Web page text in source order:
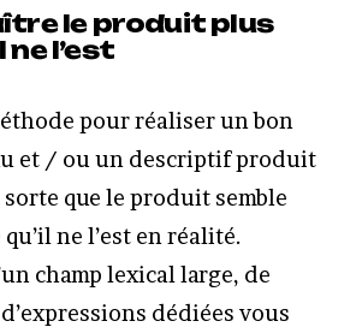
le produit plus
ne l’est
pour réaliser un bon
et / ou un descriptif produit
que le produit semble
ne l’est en réalité.
champ lexical large, de
dédiées vous